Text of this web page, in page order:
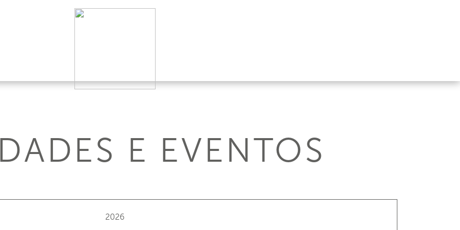
E EVENTOS
2026